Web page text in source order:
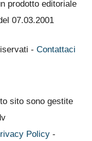
prodotto editoriale
07.03.2001
- Contattaci
sito sono gestite
Policy-